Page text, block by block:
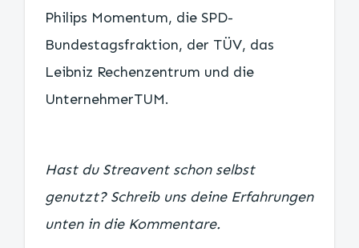
Philips Momentum, die SPD-
Bundestagsfraktion, der TÜV, das
Leibniz Rechenzentrum und die
UnternehmerTUM.
Hast du Streavent schon selbst
genutzt? Schreib uns deine Erfahrungen
unten in die Kommentare.